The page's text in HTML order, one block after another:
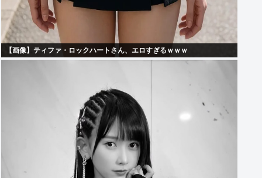
【画像】ティファ・ロックハートさん、エロすぎるｗｗｗ